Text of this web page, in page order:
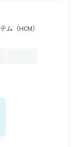
ム（HCM）